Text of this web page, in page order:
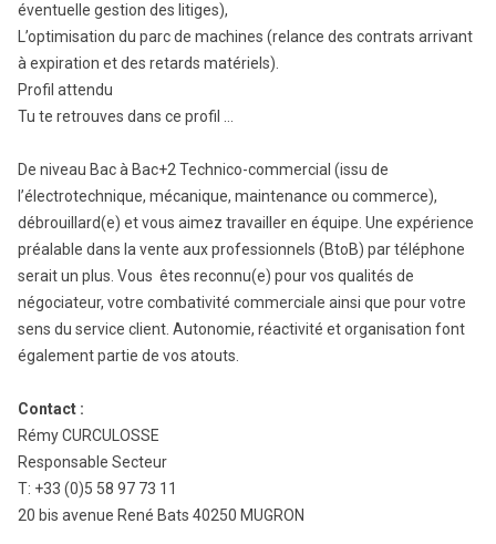
éventuelle gestion des litiges),
L’optimisation du parc de machines (relance des contrats arrivant
à expiration et des retards matériels).
Profil attendu
Tu te retrouves dans ce profil …
De niveau Bac à Bac+2 Technico-commercial (issu de
l’électrotechnique, mécanique, maintenance ou commerce),
débrouillard(e) et vous aimez travailler en équipe. Une expérience
préalable dans la vente aux professionnels (BtoB) par téléphone
serait un plus. Vous êtes reconnu(e) pour vos qualités de
négociateur, votre combativité commerciale ainsi que pour votre
sens du service client. Autonomie, réactivité et organisation font
également partie de vos atouts.
Contact :
Rémy CURCULOSSE
Responsable Secteur
T: +33 (0)5 58 97 73 11
20 bis avenue René Bats 40250 MUGRON